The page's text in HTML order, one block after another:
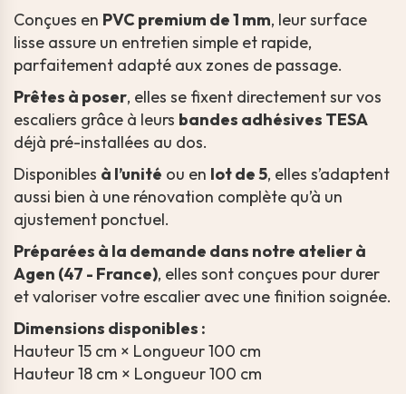
Conçues en PVC premium de 1 mm, leur surface
lisse assure un entretien simple et rapide,
parfaitement adapté aux zones de passage.
Prêtes à poser, elles se fixent directement sur vos
escaliers grâce à leurs bandes adhésives TESA
déjà pré-installées au dos.
Disponibles à l’unité ou en lot de 5, elles s’adaptent
aussi bien à une rénovation complète qu’à un
ajustement ponctuel.
Préparées à la demande dans notre atelier à
Agen (47 - France), elles sont conçues pour durer
et valoriser votre escalier avec une finition soignée.
Dimensions disponibles :
Hauteur 15 cm × Longueur 100 cm
Hauteur 18 cm × Longueur 100 cm